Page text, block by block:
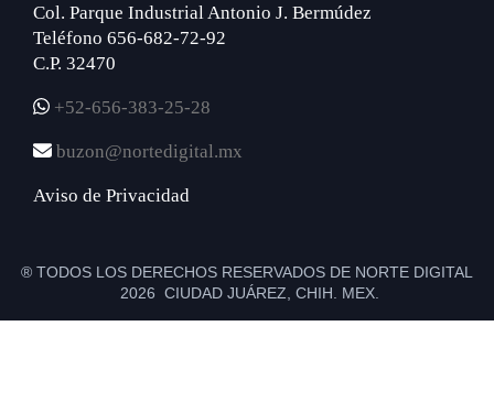
Col. Parque Industrial Antonio J. Bermúdez
Teléfono 656-682-72-92
C.P. 32470
+52-656-383-25-28
buzon@nortedigital.mx
Aviso de Privacidad
® TODOS LOS DERECHOS RESERVADOS DE NORTE DIGITAL
2026 CIUDAD JUÁREZ, CHIH. MEX.